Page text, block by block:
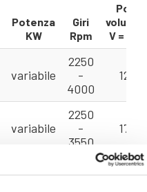
Potenza
KW
Giri
Rpm
V =
variabile
2250
-
4000
12 -
variabile
2250
-
3550
17 -